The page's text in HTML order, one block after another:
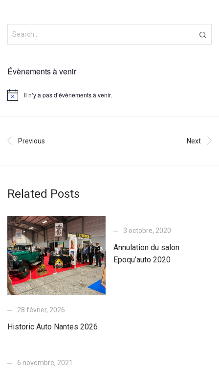
Évènements à venir
Notice Il n’y a pas d’évènements à venir.
Previous Next
Related Posts
28 février, 2026
Historic Auto Nantes 2026
3 octobre, 2020
Annulation du salon
Epoqu’auto 2020
6 novembre, 2021